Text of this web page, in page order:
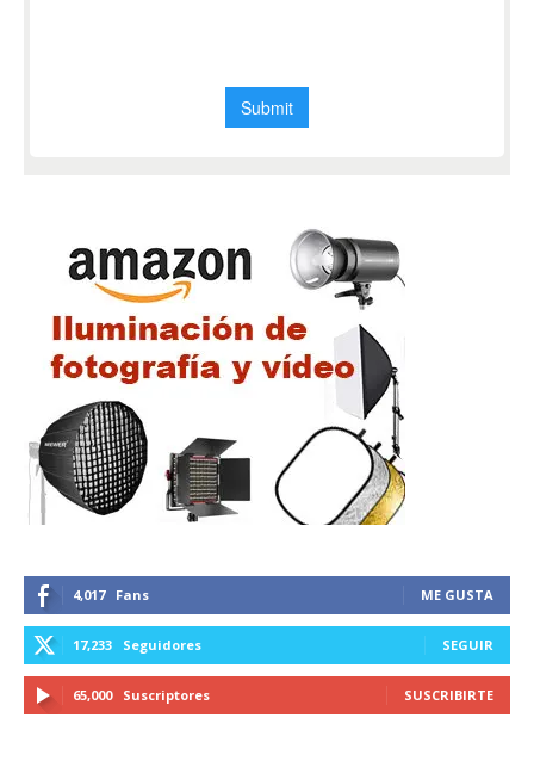
4,017 Fans ME GUSTA
17,233 Seguidores SEGUIR
65,000 Suscriptores SUSCRIBIRTE